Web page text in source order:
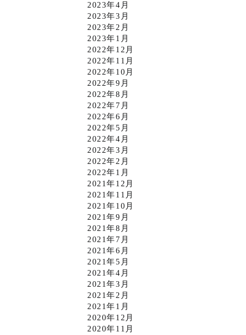
2023年4月
2023年3月
2023年2月
2023年1月
2022年12月
2022年11月
2022年10月
2022年9月
2022年8月
2022年7月
2022年6月
2022年5月
2022年4月
2022年3月
2022年2月
2022年1月
2021年12月
2021年11月
2021年10月
2021年9月
2021年8月
2021年7月
2021年6月
2021年5月
2021年4月
2021年3月
2021年2月
2021年1月
2020年12月
2020年11月